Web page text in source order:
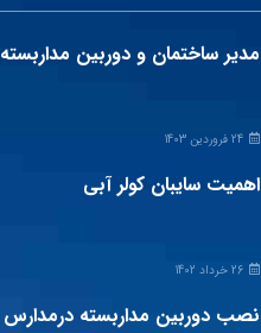
مدیر ساختمان و دوربین مداربسته
24 فروردین 1403
اهمیت سایبان کولر آبی
26 خرداد 1402
نصب دوربین مداربسته درمدارس